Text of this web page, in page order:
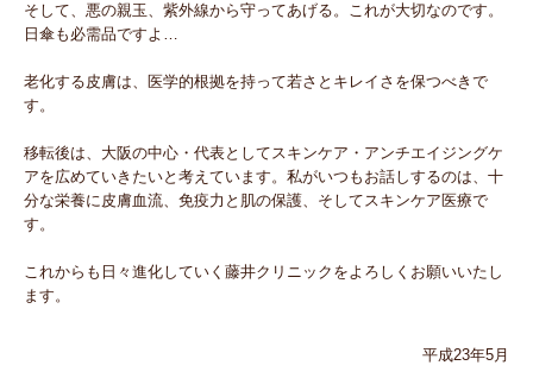
そして、悪の親玉、紫外線から守ってあげる。これが大切なのです。
日傘も必需品ですよ…
老化する皮膚は、医学的根拠を持って若さとキレイさを保つべきで
す。
移転後は、大阪の中心・代表としてスキンケア・アンチエイジングケ
アを広めていきたいと考えています。私がいつもお話しするのは、十
分な栄養に皮膚血流、免疫力と肌の保護、そしてスキンケア医療で
す。
これからも日々進化していく藤井クリニックをよろしくお願いいたし
ます。
平成23年5月